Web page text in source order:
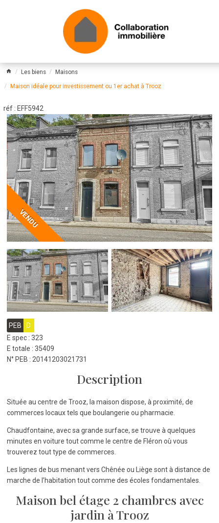
Les biens Maisons
Maison idéale pour investissement ou 1er achat à Trooz
réf : EFF5942
VENDU
PEB
D
E spec : 323
E totale : 35409
N° PEB : 20141203021731
Description
Située au centre de Trooz, la maison dispose, à proximité, de
commerces locaux tels que boulangerie ou pharmacie.
Chaudfontaine, avec sa grande surface, se trouve à quelques
minutes en voiture tout comme le centre de Fléron où vous
trouverez tout type de commerces.
Les lignes de bus menant vers Chênée ou Liège sont à distance de
marche de l’habitation tout comme des écoles fondamentales.
Maison bel étage 2 chambres avec
jardin à Trooz